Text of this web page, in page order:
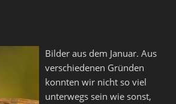
Bilder aus dem Januar. Aus
verschiedenen Gründen
konnten wir nicht so viel
unterwegs sein wie sonst,